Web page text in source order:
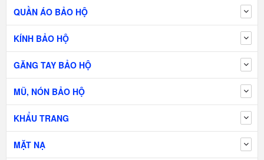
QUẦN ÁO BẢO HỘ
KÍNH BẢO HỘ
GĂNG TAY BẢO HỘ
MŨ, NÓN BẢO HỘ
KHẨU TRANG
MẶT NẠ